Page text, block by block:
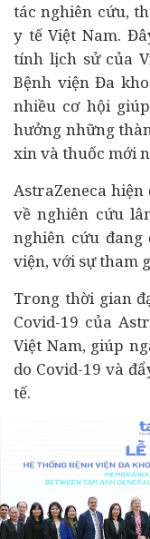
tác nghiên cứu,
y tếViệt Nam.
tính lịch sử của
Bệnh viện Đa
nhiều cơ hội
hưởng những
xin và thuốc mới
AstraZeneca
về nghiên cứu
nghiên cứu
viện, với sự tham
Trong thời gian
Covid-19 của
Việt Nam, giúp
do Covid-19 và
tế.